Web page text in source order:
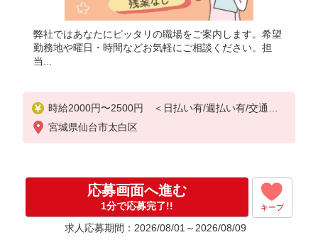
弊社ではあなたにピッタリの職場をご案内します。希望
勤務地や曜日・時間などお気軽にご相談ください。担
当...
時給2000円〜2500円 ＜日払い有/週払い有/交通費
全支給(ガソリン代含む)＞
宮城県仙台市太白区
応募画面へ進む
1分で応募完了!! キープ
求人応募期間：2026/08/01～2026/08/09